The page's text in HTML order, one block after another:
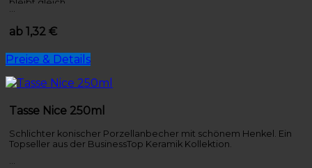
bleibt gleich.
ab 1,32 €
Preise & Details
Tasse Nice 250ml
Schlichter konischer Porzellanbecher mit schönem Henkel. Ein
Topseller aus der BusinessTop Keramik Kollektion.